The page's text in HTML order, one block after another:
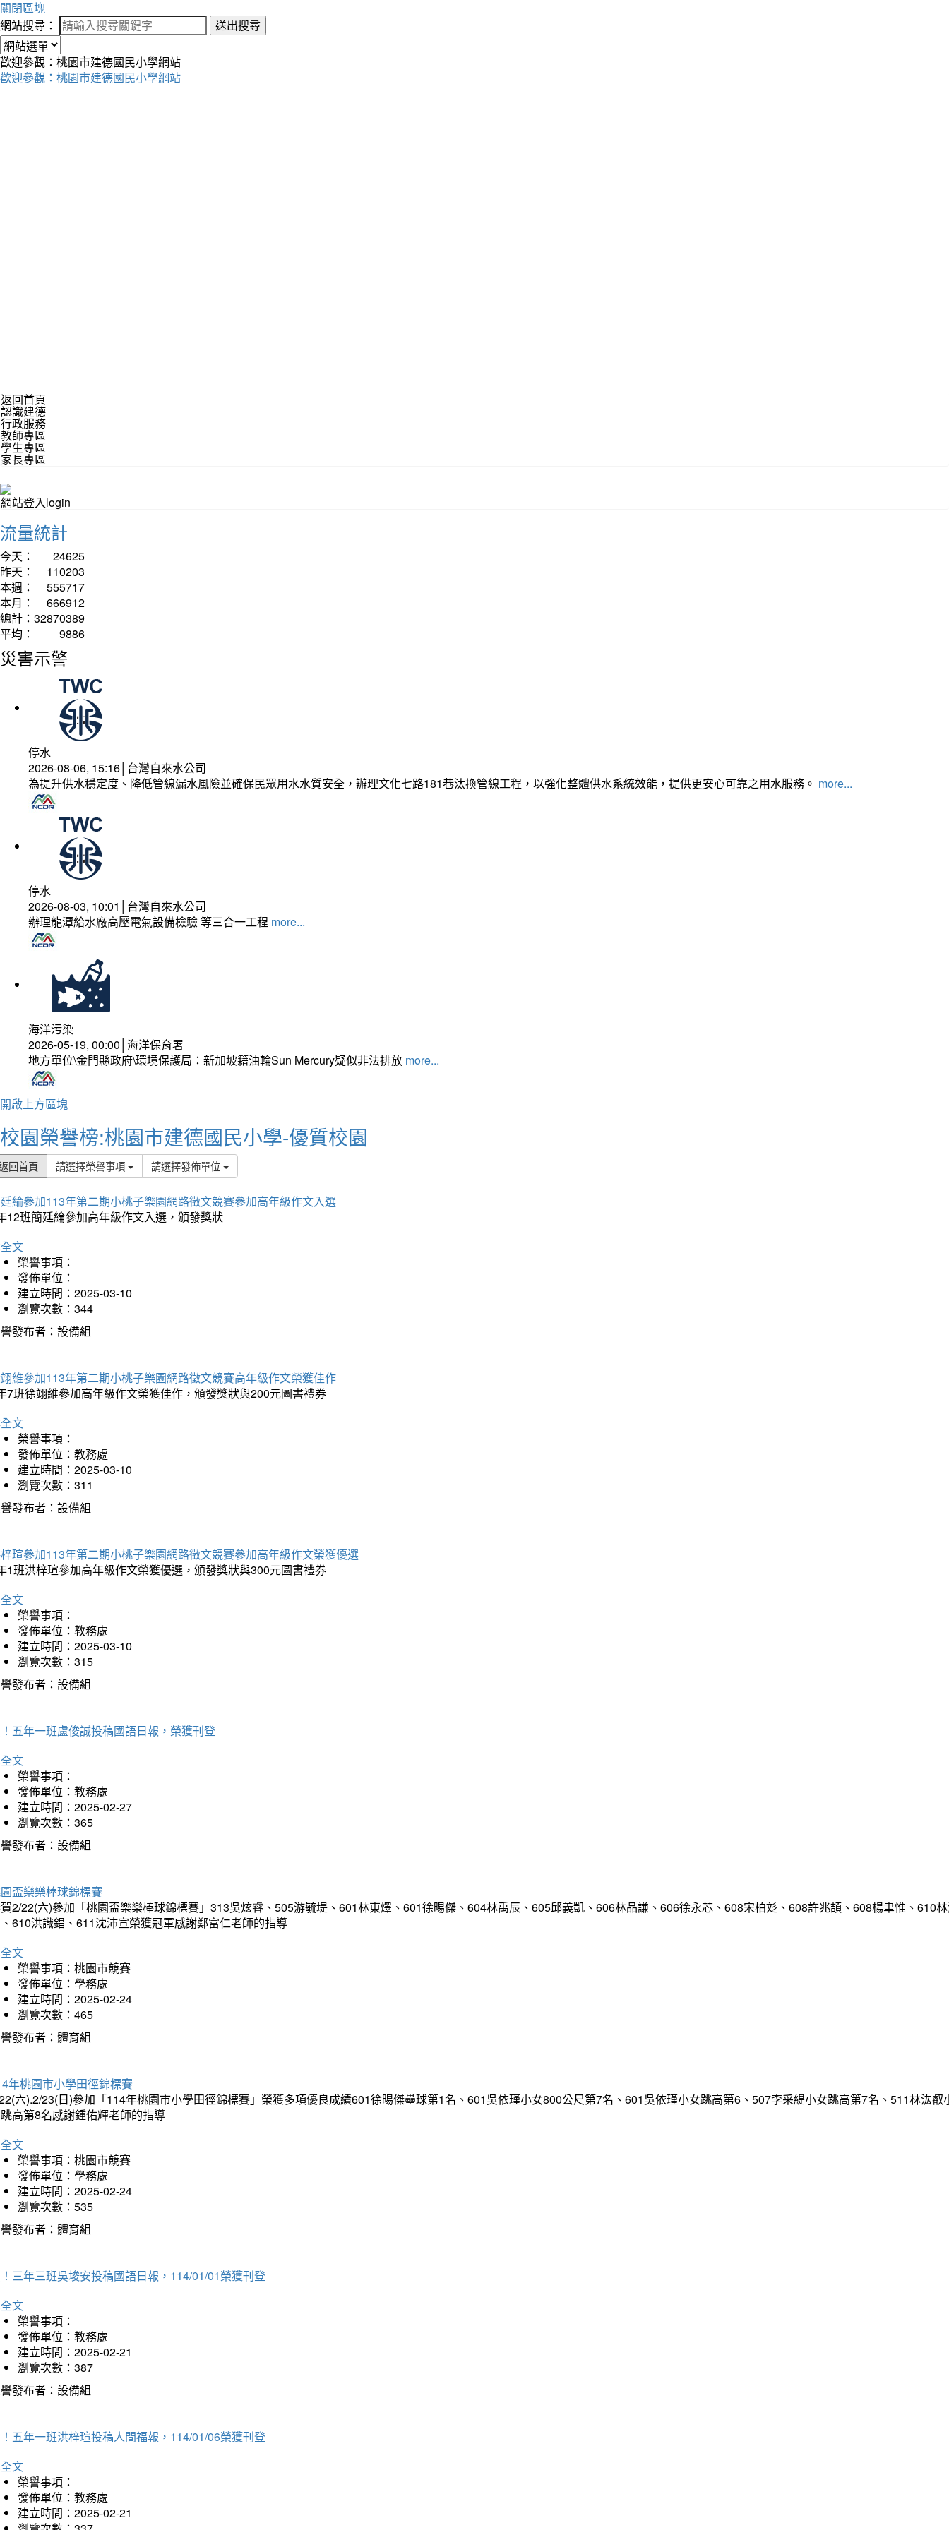
關閉區塊
網站搜尋：
送出搜尋
歡迎參觀：桃園市建德國民小學網站
歡迎參觀：桃園市建德國民小學網站
返回首頁
認識建德
行政服務
教師專區
學生專區
家長專區
網站登入login
流量統計
今天：
24625
昨天：
110203
本週：
555717
本月：
666912
總計： 32870389
平均：
9886
災害示警
停水
2026-08-06, 15:16│台灣自來水公司
為提升供水穩定度、降低管線漏水風險並確保民眾用水水質安全，辦理文化七路181巷汰換管線工程，以強化整體供水系統效能，提供更安心可靠之用水服務。 more...
停水
2026-08-03, 10:01│台灣自來水公司
辦理龍潭給水廠高壓電氣設備檢驗 等三合一工程 more...
海洋污染
2026-05-19, 00:00│海洋保育署
地方單位\金門縣政府\環境保護局：新加坡籍油輪Sun Mercury疑似非法排放 more...
開啟上方區塊
校園榮譽榜:桃園市建德國民小學-優質校園
回首頁 請選擇榮譽事項 請選擇發佈單位
綸參加113年第二期小桃子樂園網路徵文競賽參加高年級作文入選
12班簡廷綸參加高年級作文入選，頒發獎狀
文
榮譽事項：
發佈單位：
建立時間：2025-03-10
瀏覽次數：344
發布者：設備組
維參加113年第二期小桃子樂園網路徵文競賽高年級作文榮獲佳作
7班徐翊維參加高年級作文榮獲佳作，頒發獎狀與200元圖書禮券
文
榮譽事項：
發佈單位：教務處
建立時間：2025-03-10
瀏覽次數：311
發布者：設備組
瑄參加113年第二期小桃子樂園網路徵文競賽參加高年級作文榮獲優選
1班洪梓瑄參加高年級作文榮獲優選，頒發獎狀與300元圖書禮券
文
榮譽事項：
發佈單位：教務處
建立時間：2025-03-10
瀏覽次數：315
發布者：設備組
五年一班盧俊誠投稿國語日報，榮獲刊登
文
榮譽事項：
發佈單位：教務處
建立時間：2025-02-27
瀏覽次數：365
發布者：設備組
盃樂樂棒球錦標賽
2/22(六)參加「桃園盃樂樂棒球錦標賽」313吳炫睿、505游毓堤、601林東燡、601徐晹傑、604林禹辰、605邱義凱、606林品謙、606徐永芯、608宋柏彣、608許兆頡、608楊聿惟、610
610洪識錩、611沈沛宣榮獲冠軍感謝鄭富仁老師的指導
文
榮譽事項：桃園市競賽
發佈單位：學務處
建立時間：2025-02-24
瀏覽次數：465
發布者：體育組
年桃園市小學田徑錦標賽
六).2/23(日)參加「114年桃園市小學田徑錦標賽」榮獲多項優良成績601徐晹傑壘球第1名、601吳依瑾小女800公尺第7名、601吳依瑾小女跳高第6、507李采緹小女跳高第7名、511林汯叡
高第8名感謝鍾佑輝老師的指導
文
榮譽事項：桃園市競賽
發佈單位：學務處
建立時間：2025-02-24
瀏覽次數：535
發布者：體育組
三年三班吳埈安投稿國語日報，114/01/01榮獲刊登
文
榮譽事項：
發佈單位：教務處
建立時間：2025-02-21
瀏覽次數：387
發布者：設備組
五年一班洪梓瑄投稿人間福報，114/01/06榮獲刊登
文
榮譽事項：
發佈單位：教務處
建立時間：2025-02-21